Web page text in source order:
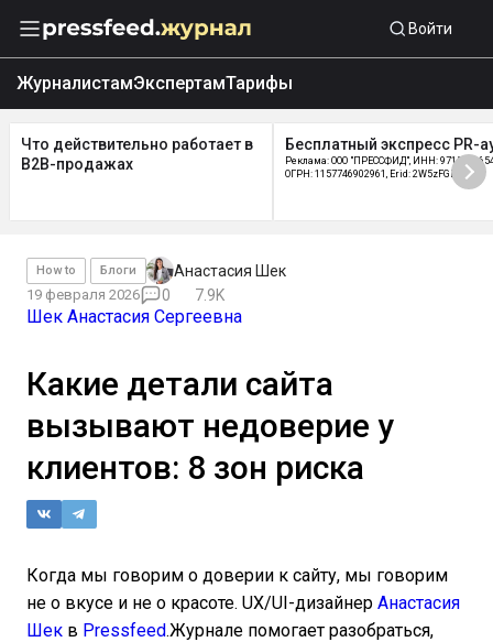
Войти
ЖурналистамЭкспертамТарифы
Что действительно работает в
B2B-продажах
Бесплатный экспресс PR-
Реклама: ООО "ПРЕССФИД", ИНН:
ОГРН: 1157746902961, Erid: 2W5zFGDycPz
How to Блоги Анастасия Шек
19 февраля 2026 0 7.9K
Шек Анастасия Сергеевна
Какие детали сайта
вызывают недоверие у
клиентов: 8 зон риска
Когда мы говорим о доверии к сайту, мы говорим
не о вкусе и не о красоте. UX/UI-дизайнер Анастасия
Шек в Pressfeed.Журнале помогает разобраться,